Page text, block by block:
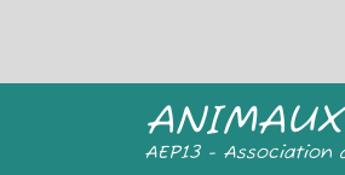
AEP13 - Association